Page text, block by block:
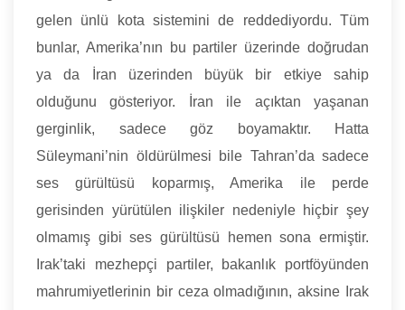
gelen ünlü kota sistemini de reddediyordu. Tüm
bunlar, Amerika’nın bu partiler üzerinde doğrudan
ya da İran üzerinden büyük bir etkiye sahip
olduğunu gösteriyor. İran ile açıktan yaşanan
gerginlik, sadece göz boyamaktır. Hatta
Süleymani’nin öldürülmesi bile Tahran’da sadece
ses gürültüsü koparmış, Amerika ile perde
gerisinden yürütülen ilişkiler nedeniyle hiçbir şey
olmamış gibi ses gürültüsü hemen sona ermiştir.
Irak’taki mezhepçi partiler, bakanlık portföyünden
mahrumiyetlerinin bir ceza olmadığının, aksine Irak